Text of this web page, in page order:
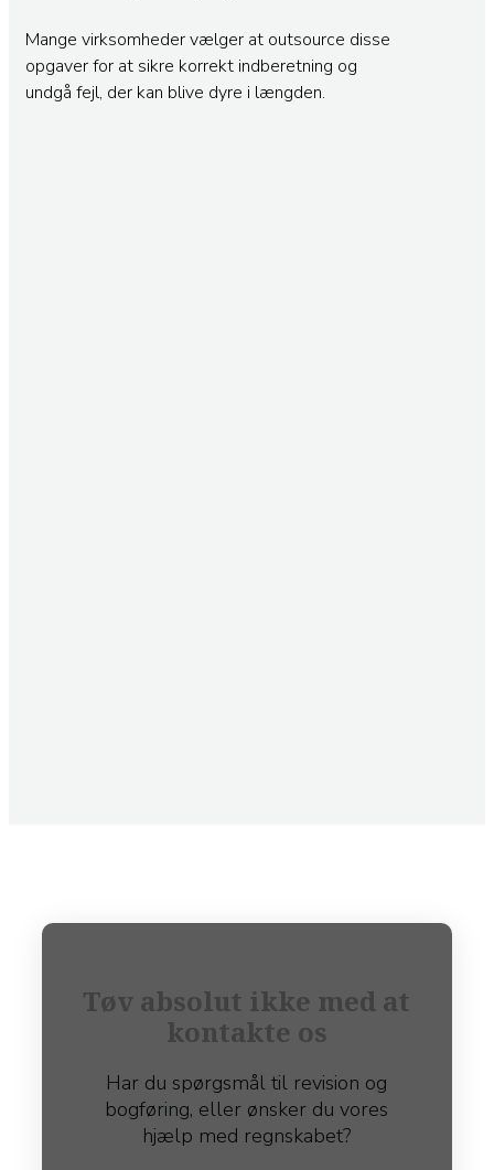
Mange virksomheder vælger at outsource disse
opgaver for at sikre korrekt indberetning og
undgå fejl, der kan blive dyre i længden.
Tøv absolut ikke med at
kontakte os
Har du spørgsmål til revision og
bogføring, eller ønsker du vores
hjælp med regnskabet?